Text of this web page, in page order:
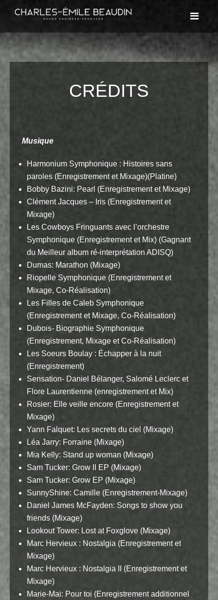
CRÉDITS
Musique
Harmonium Symphonique : Histoires sans
paroles (Enregistrement et Mixage)(Platine)
Bobby Bazini: Pearl (Enregistrement et Mixage)
Clément Jacques – Iris (Enregistrement et
Mixage)
Les Cowboys Fringuants avec l’orchestre
Symphonique (Enregistrement et Mix) (Gagnant
du Meilleur album ré-interprétation ADISQ)
Dumas: Marathon (Mixage)
Riopelle Symphonique (Enregistrement et
Mixage, Co-Réalisation)
Les Filles de Caleb Symphonique
(Enregistrement et Mixage, Co-Réalisation)
Dubois- Biographie Symphonique
(Enregistrement, Mixage et Co-Réalisation)
Les Soeurs Boulay : Échapper à la nuit
(Enregistrement)
Sensation- Daniel Bélanger, Salomé Leclerc et
Flore Laurentienne (enregistrement et Mix)
Rosier: Elle veille encore (Enregistrement et
Mixage)
Yann Falquet: Les secrets du ciel (Mixage)
Léa Jarry: Forraine (Mixage)
Mia Kelly: Stand up woman (Mixage)
Sam Tucker: Grow II EP (Mixage)
Sam Tucker: Grow EP (Mixage)
SunnyShine: Camille (Enregistrement-Mixage)
Daniel James McFayden: Songs to show you
friends (Mixage)
Lookout Tower: Lost at Foxglove (Mixage)
Marc Hervieux : Nostalgia (Enregistrement et
Mixage)
Marc Hervieux : Nostalgia II (Enregistrement et
Mixage)
Marie-Mai: Pour toi (Enregistrement additionnel